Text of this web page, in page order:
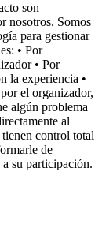
son
nosotros. Somos
para gestionar
• Por
• Por
la experiencia •
el organizador,
algún problema
al
control total
de
su participación.